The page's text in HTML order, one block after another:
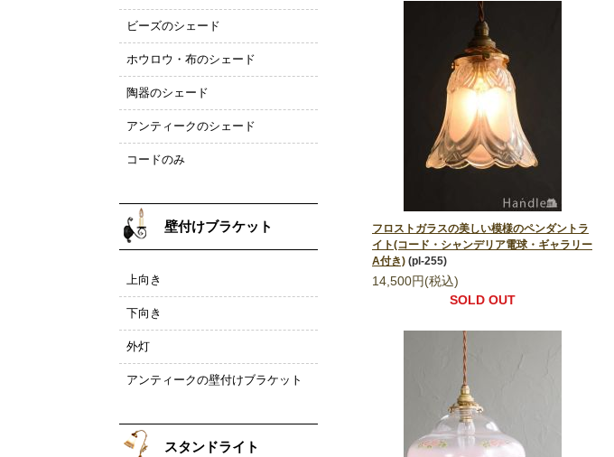
フロストガラスの美しい模様のペンダントラ
イト(コード・シャンデリア電球・ギャラリー
A付き) (pl-255)
14,500円(税込)
SOLD OUT
ビーズのシェード
ホウロウ・布のシェード
陶器のシェード
アンティークのシェード
コードのみ
壁付けブラケット
上向き
下向き
外灯
アンティークの壁付けブラケット
スタンドライト